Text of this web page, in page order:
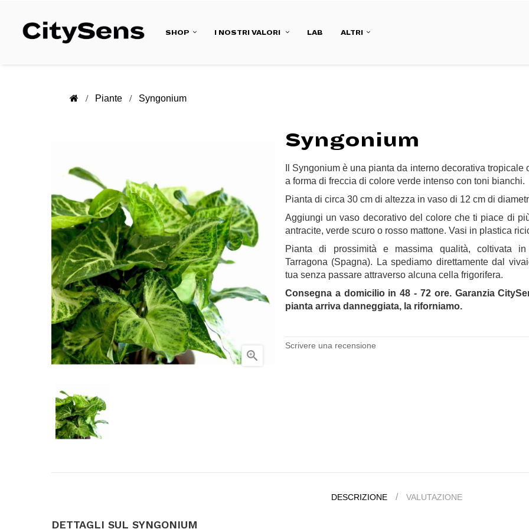
SHOP I NOSTRI VALORI LAB ALTRI
Piante Syngonium

Syngonium
Il Syngonium è una pianta da interno decorativa tropicale
a forma di freccia di colore verde intenso con toni bianchi.
Pianta di circa 30 cm di altezza in vaso di 12 cm di
Aggiungi un vaso decorativo del colore che ti piace di
antracite, verde scuro o rosso mattone. Vasi in plastica
Pianta di prossimità e massima qualità, coltivata
Tarragona (Spagna). La spediamo direttamente dal
tua senza passare attraverso alcuna cella frigorifera.
Consegna a domicilio in 48 - 72 ore. Garanzia
pianta arriva danneggiata, la riforniamo.
Scrivere una recensione
DESCRIZIONE VALUTAZIONE
DETTAGLI SUL SYNGONIUM